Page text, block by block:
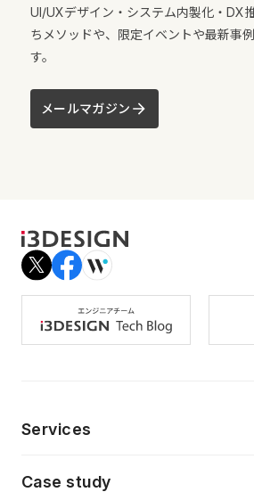
UI/UXデザイン・システム内製化・DX
ちメソッドや、限定イベントや最新事
す。
メールマガジン
Services
Case study